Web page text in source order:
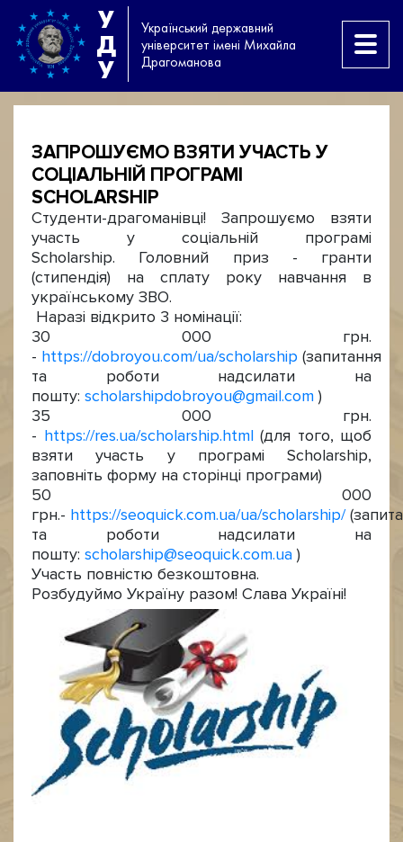
У
Д
У
Український державний
університет імені Михайла
Драгоманова
ЗАПРОШУЄМО ВЗЯТИ УЧАСТЬ У
СОЦІАЛЬНІЙ ПРОГРАМІ
SCHOLARSHIP
Студенти-драгоманівці! Запрошуємо взяти
участь у соціальній програмі
Scholarship. Головний приз - гранти
(стипендія) на сплату року навчання в
українському ЗВО.
Наразі відкрито 3 номінації:
30 000 грн.
- https://dobroyou.com/ua/scholarship (запитання
та роботи надсилати на
пошту: scholarshipdobroyou@gmail.com )
35 000 грн.
- https://res.ua/scholarship.html(для того, щоб
взяти участь у програмі Scholarship,
заповніть форму на сторінці програми)
50 000
грн.- https://seoquick.com.ua/ua/scholarship/
та роботи надсилати на
пошту: scholarship@seoquick.com.ua )
Участь повністю безкоштовна.
Розбудуймо Україну разом! Слава Україні!